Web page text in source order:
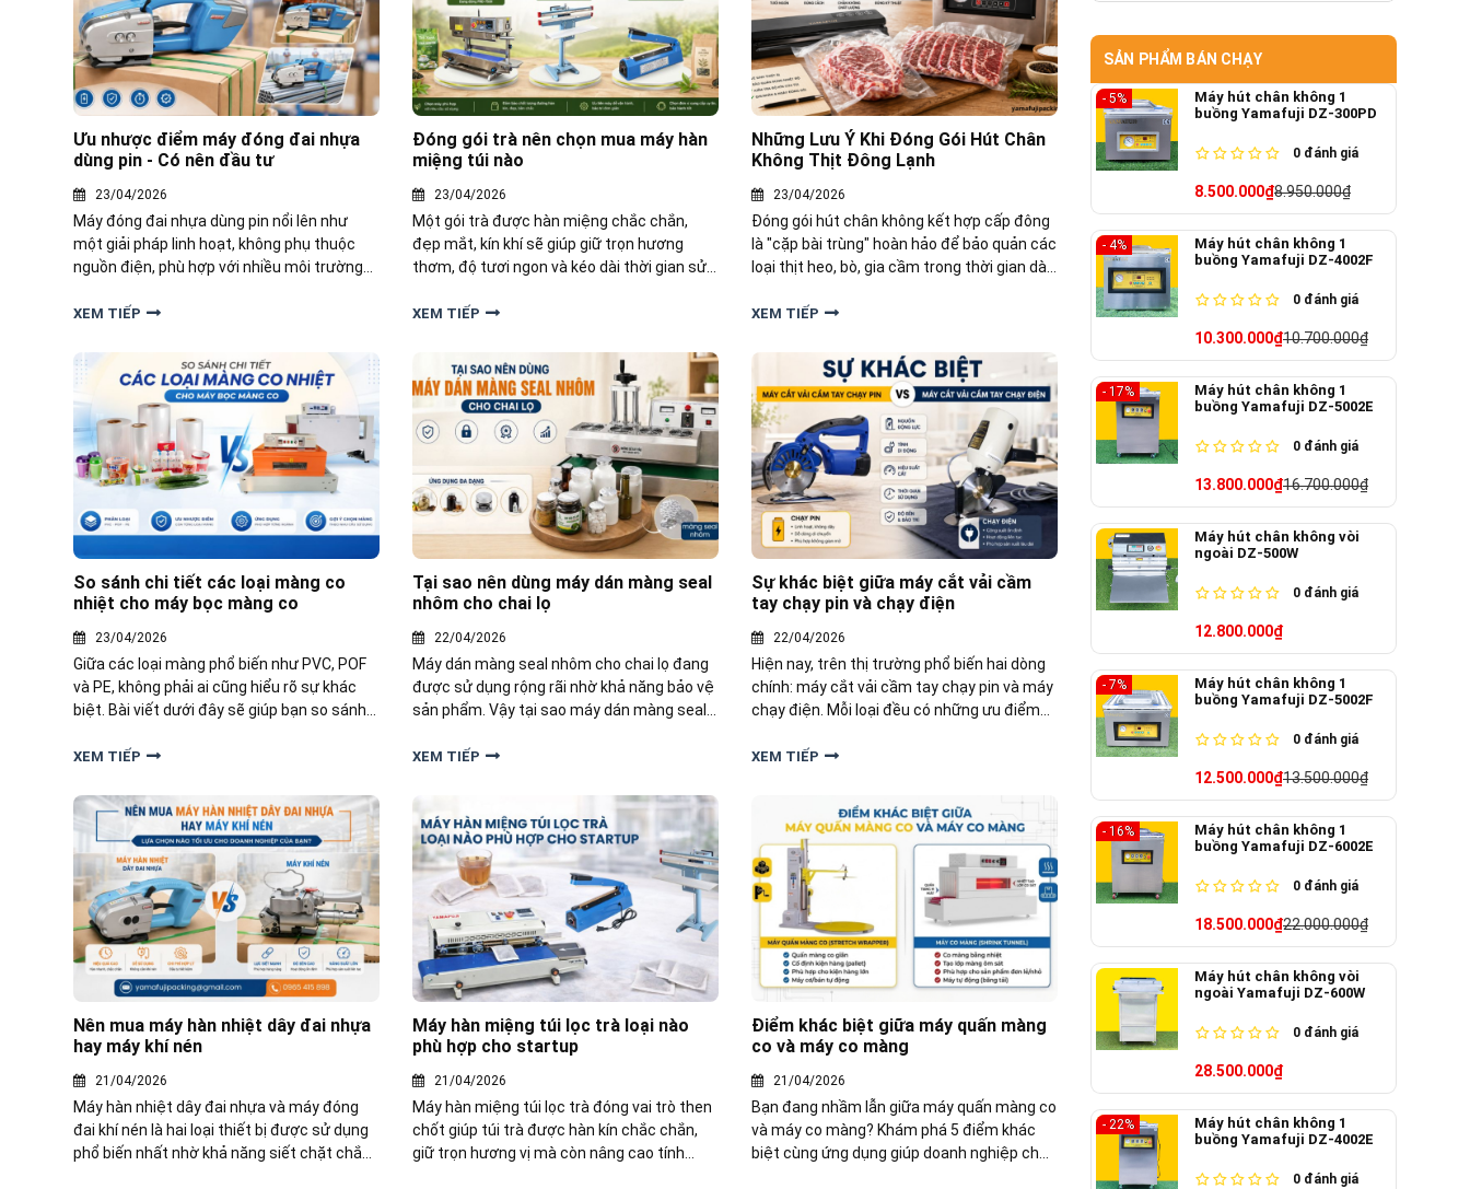
Ưu nhược điểm máy đóng đai nhựa
dùng pin - Có nên đầu tư
23/04/2026
Máy đóng đai nhựa dùng pin nổi lên như
một giải pháp linh hoạt, không phụ thuộc
nguồn điện, phù hợp với nhiều môi trường
điểm yếu thực sự của dòng máy đóng đai
XEM TIẾP
Đóng gói trà nên chọn mua máy hàn
miệng túi nào
23/04/2026
Một gói trà được hàn miệng chắc chắn,
đẹp mắt, kín khí sẽ giúp giữ trọn hương
thơm, độ tươi ngon và kéo dài thời gian sử
hàn miệng túi nào, đâu mới là lựa chọn tối
XEM TIẾP
Những Lưu Ý Khi Đóng Gói Hút Chân
Không Thịt Đông Lạnh
23/04/2026
Đóng gói hút chân không kết hợp cấp đông
là "cặp bài trùng" hoàn hảo để bảo quản các
loại thịt heo, bò, gia cầm trong thời gian dài.
sẻ đến bạn những lưu ý "vàng" khi đóng gói
quả tối ưu nhất.
XEM TIẾP
So sánh chi tiết các loại màng co
nhiệt cho máy bọc màng co
23/04/2026
Giữa các loại màng phổ biến như PVC, POF
và PE, không phải ai cũng hiểu rõ sự khác
biệt. Bài viết dưới đây sẽ giúp bạn so sánh
nhất hiện nay: PVC, POF và PE, từ đó đưa ra
XEM TIẾP
Tại sao nên dùng máy dán màng seal
nhôm cho chai lọ
22/04/2026
Máy dán màng seal nhôm cho chai lọ đang
được sử dụng rộng rãi nhờ khả năng bảo vệ
sản phẩm. Vậy tại sao máy dán màng seal
dưới đây sẽ giúp bạn hiểu rõ những lợi ích
XEM TIẾP
Sự khác biệt giữa máy cắt vải cầm
tay chạy pin và chạy điện
22/04/2026
Hiện nay, trên thị trường phổ biến hai dòng
chính: máy cắt vải cầm tay chạy pin và máy
chạy điện. Mỗi loại đều có những ưu điểm
sử dụng
XEM TIẾP
Nên mua máy hàn nhiệt dây đai nhựa
hay máy khí nén
21/04/2026
Máy hàn nhiệt dây đai nhựa và máy đóng
đai khí nén là hai loại thiết bị được sử dụng
phổ biến nhất nhờ khả năng siết chặt chắc
Máy hàn miệng túi lọc trà loại nào
phù hợp cho startup
21/04/2026
Máy hàn miệng túi lọc trà đóng vai trò then
chốt giúp túi trà được hàn kín chắc chắn,
giữ trọn hương vị mà còn nâng cao tính
Điểm khác biệt giữa máy quấn màng
co và máy co màng
21/04/2026
Bạn đang nhầm lẫn giữa máy quấn màng co
và máy co màng? Khám phá 5 điểm khác
biệt cùng ứng dụng giúp doanh nghiệp chọn
SẢN PHẨM BÁN CHẠY
- 5%
Máy hút chân không 1
buồng Yamafuji DZ-300PD
0 đánh giá
8.500.000₫8.950.000₫
- 4%
Máy hút chân không 1
buồng Yamafuji DZ-4002F
0 đánh giá
10.300.000₫10.700.000₫
- 17%
Máy hút chân không 1
buồng Yamafuji DZ-5002E
0 đánh giá
13.800.000₫16.700.000₫
Máy hút chân không vòi
ngoài DZ-500W
0 đánh giá
12.800.000₫
- 7%
Máy hút chân không 1
buồng Yamafuji DZ-5002F
0 đánh giá
12.500.000₫13.500.000₫
- 16%
Máy hút chân không 1
buồng Yamafuji DZ-6002E
0 đánh giá
18.500.000₫22.000.000₫
Máy hút chân không vòi
ngoài Yamafuji DZ-600W
0 đánh giá
28.500.000₫
- 22%
Máy hút chân không 1
buồng Yamafuji DZ-4002E
0 đánh giá